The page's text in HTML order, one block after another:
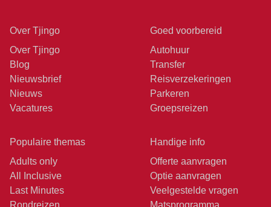
Over Tjingo
Over Tjingo
Blog
Nieuwsbrief
Nieuws
Vacatures
Goed voorbereid
Autohuur
Transfer
Reisverzekeringen
Parkeren
Groepsreizen
Populaire themas
Adults only
All Inclusive
Last Minutes
Rondreizen
Handige info
Offerte aanvragen
Optie aanvragen
Veelgestelde vragen
Matsprogramma